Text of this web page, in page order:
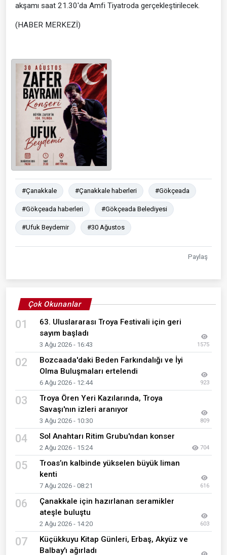
akşamı saat 21.30'da Amfi Tiyatroda gerçekleştirilecek.
(HABER MERKEZİ)
#Çanakkale #Çanakkale haberleri #Gökçeada
#Gökçeada haberleri #Gökçeada Belediyesi
#Ufuk Beydemir #30 Ağustos
Paylaş
Çok Okunanlar
01
63. Uluslararası Troya Festivali için geri
sayım başladı
3 Ağu 2026 - 16:43 1575
02
Bozcaada'daki Beden Farkındalığı ve İyi
Olma Buluşmaları ertelendi
6 Ağu 2026 - 12:44 923
03
Troya Ören Yeri Kazılarında, Troya
Savaşı'nın izleri aranıyor
3 Ağu 2026 - 10:30 809
04 Sol Anahtarı Ritim Grubu'ndan konser
2 Ağu 2026 - 15:24 704
05
Troas’ın kalbinde yükselen büyük liman
kenti
7 Ağu 2026 - 08:21 616
06
Çanakkale için hazırlanan seramikler
ateşle buluştu
2 Ağu 2026 - 14:20 603
07
Küçükkuyu Kitap Günleri, Erbaş, Akyüz ve
Balbay'ı ağırladı